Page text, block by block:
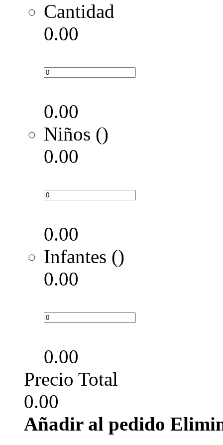
Cantidad
0.00
0.00
Niños ()
0.00
0.00
Infantes ()
0.00
0.00
Precio Total
0.00
Añadir al pedido